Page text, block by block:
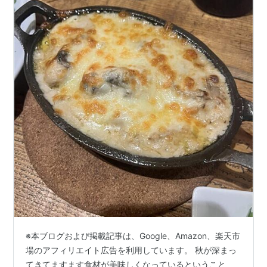
※本ブログおよび掲載記事は、Google、Amazon、楽天市
場のアフィリエイト広告を利用しています。 秋が深まっ
てきてますます食材が美味しくなっているということ